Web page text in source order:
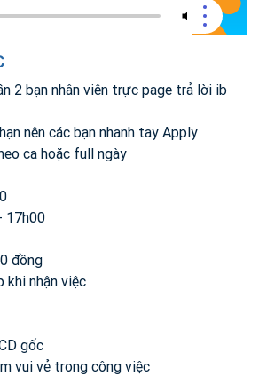
2 bạn nhân viên trực page trả lời ib
nên các bạn nhanh tay Apply
ca hoặc full ngày
17h00
đồng
nhận việc
gốc
vui vẻ trong công việc